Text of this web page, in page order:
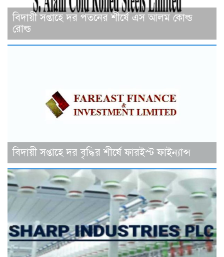
বিদায়ী সপ্তাহে দর পতনের শীর্ষে এস আলম কোল্ড
রোল্ড
বিদায়ী সপ্তাহে দর বৃদ্ধির শীর্ষে ফারইস্ট ফাইন্যান্স